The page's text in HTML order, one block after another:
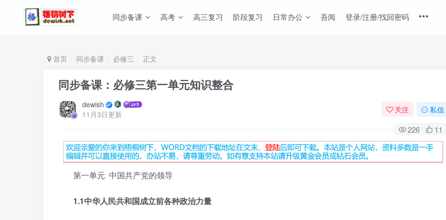
同步备课 高考 高三复习 阶段复习 日常办公 吾阅 登录/注册/找回密码
首页 同步备课 必修三 正文
同步备课：必修三第一单元知识整合
dewish
11月3日更新
关注 私信
226 11
第一单元 中国共产党的领导
1.1中华人民共和国成立前各种政治力量